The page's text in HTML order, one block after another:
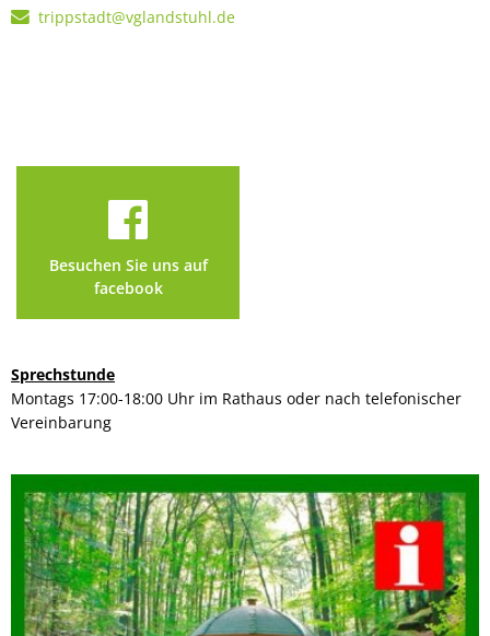
trippstadt@vglandstuhl.de
Besuchen Sie uns auf
facebook
Sprechstunde
Montags 17:00-18:00 Uhr im Rathaus oder nach telefonischer
Vereinbarung